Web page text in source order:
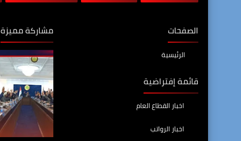
الصفحات
الرئيسية
قائمة إفتراضية
اخبار القطاع العام
اخبار الرواتب
مشاركة مميزة